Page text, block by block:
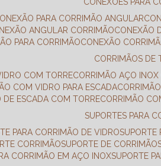
CONEXÃO PARA CORRIMÃO ANGULAR
ANGULAR CORRIMÃO CONEXÃO
PARA CORRIMÃO
CONEXÃO
CORRIMÃOS DE
COM TORRE CORRIMÃO AÇO
COM VIDRO PARA ESCADA
DE ESCADA COM TORRE CORRIMÃO
SUPORTES PARA
PARA CORRIMÃO DE VIDRO
CORRIMÃO SUPORTE DE CORRIMÃO
CORRIMÃO EM AÇO INOX SUPORTE